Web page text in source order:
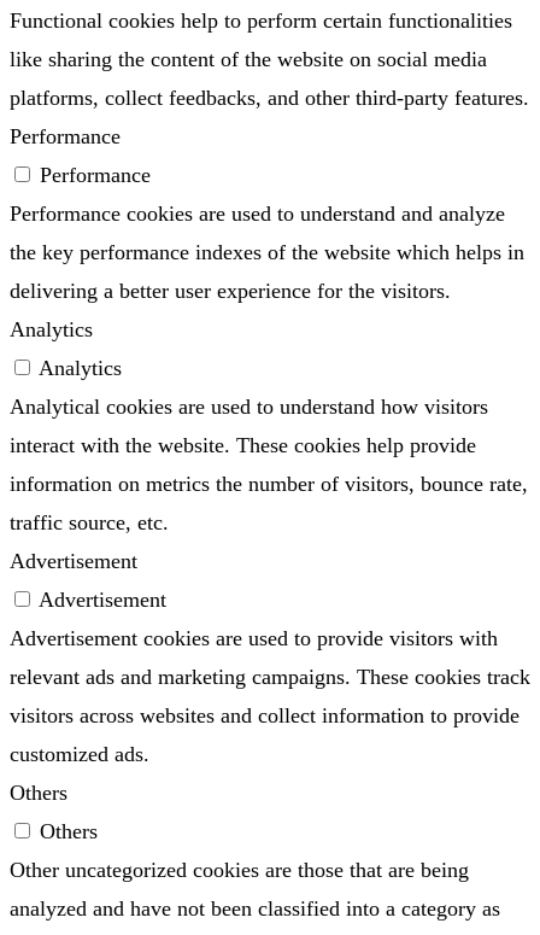
Functional cookies help to perform certain functionalities
like sharing the content of the website on social media
platforms, collect feedbacks, and other third-party features.
Performance
Performance
Performance cookies are used to understand and analyze
the key performance indexes of the website which helps in
delivering a better user experience for the visitors.
Analytics
Analytics
Analytical cookies are used to understand how visitors
interact with the website. These cookies help provide
information on metrics the number of visitors, bounce rate,
traffic source, etc.
Advertisement
Advertisement
Advertisement cookies are used to provide visitors with
relevant ads and marketing campaigns. These cookies track
visitors across websites and collect information to provide
customized ads.
Others
Others
Other uncategorized cookies are those that are being
analyzed and have not been classified into a category as